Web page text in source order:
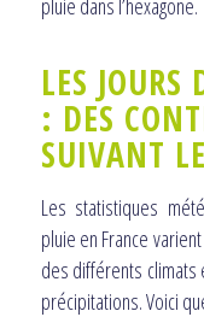
pluie dans l’hexagone.
LES JOURS
: DES
SUIVANT
Les statistiques
pluie en France
des différents
précipitations. Voici